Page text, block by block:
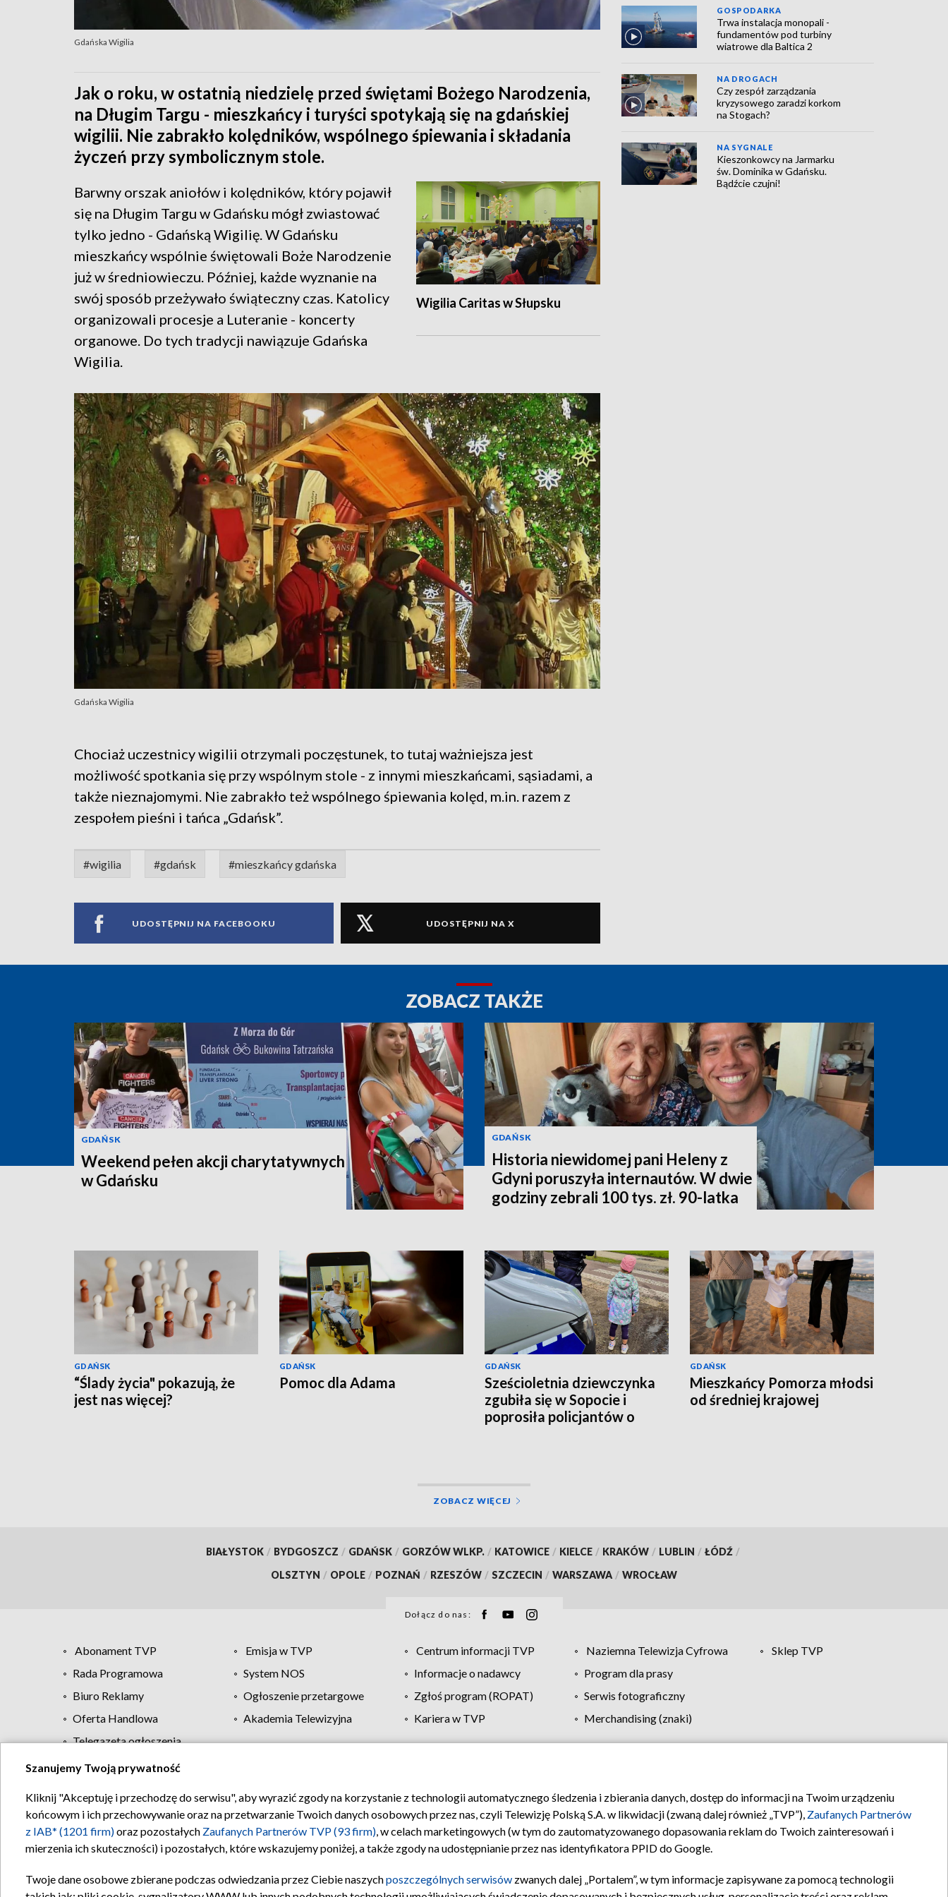
Gdańska Wigilia
Jak o roku, w ostatnią niedzielę przed świętami Bożego Narodzenia,
na Długim Targu - mieszkańcy i turyści spotykają się na gdańskiej
wigilii. Nie zabrakło kolędników, wspólnego śpiewania i składania
życzeń przy symbolicznym stole.
Wigilia Caritas w Słupsku
Barwny orszak aniołów i kolędników, który pojawił
się na Długim Targu w Gdańsku mógł zwiastować
tylko jedno - Gdańską Wigilię. W Gdańsku
mieszkańcy wspólnie świętowali Boże Narodzenie
już w średniowieczu. Później, każde wyznanie na
swój sposób przeżywało świąteczny czas. Katolicy
organizowali procesje a Luteranie - koncerty
organowe. Do tych tradycji nawiązuje Gdańska
Wigilia.
Gdańska Wigilia
Chociaż uczestnicy wigilii otrzymali poczęstunek, to tutaj ważniejsza jest
możliwość spotkania się przy wspólnym stole - z innymi mieszkańcami, sąsiadami, a
także nieznajomymi. Nie zabrakło też wspólnego śpiewania kolęd, m.in. razem z
zespołem pieśni i tańca „Gdańsk”.
#wigilia #gdańsk #mieszkańcy gdańska
UDOSTĘPNIJ NA FACEBOOKU UDOSTĘPNIJ NA X
GOSPODARKA
Trwa instalacja monopali -
fundamentów pod turbiny
wiatrowe dla Baltica 2
NA DROGACH
Czy zespół zarządzania
kryzysowego zaradzi korkom
na Stogach?
NA SYGNALE
Kieszonkowcy na Jarmarku
św. Dominika w Gdańsku.
Bądźcie czujni!
ZOBACZ TAKŻE
GDAŃSK
Weekend pełen akcji charytatywnych
w Gdańsku
GDAŃSK
Historia niewidomej pani Heleny z
Gdyni poruszyła internautów. W dwie
godziny zebrali 100 tys. zł. 90-latka
GDAŃSK
“Ślady życia" pokazują, że
jest nas więcej?
GDAŃSK
Pomoc dla Adama
GDAŃSK
Sześcioletnia dziewczynka
zgubiła się w Sopocie i
poprosiła policjantów o
GDAŃSK
Mieszkańcy Pomorza młodsi
od średniej krajowej
ZOBACZ WIĘCEJ
BIAŁYSTOK / BYDGOSZCZ / GDAŃSK / GORZÓW WLKP. / KATOWICE / KIELCE / KRAKÓW / LUBLIN / ŁÓDŹ /
OLSZTYN / OPOLE / POZNAŃ / RZESZÓW / SZCZECIN / WARSZAWA / WROCŁAW
Dołącz do nas:
Abonament TVP Emisja w TVP Centrum informacji TVP Naziemna Telewizja Cyfrowa
Sklep TVP
Rada Programowa
System NOS Informacje o nadawcy
Program dla prasy
Biuro Reklamy
Ogłoszenie przetargowe Zgłoś program (ROPAT)
Serwis fotograficzny
Oferta Handlowa
Akademia Telewizyjna Kariera w TVP
Merchandising (znaki)
Telegazeta ogłoszenia
Regulamin TVP Polityka prywatności Moje zgody Pomoc Biuro reklamy Kontakt
Szanujemy Twoją prywatność
Kliknij "Akceptuję i przechodzę do serwisu", aby wyrazić zgody na korzystanie z technologii automatycznego śledzenia i zbierania danych, dostęp do informacji na Twoim urządzeniu
końcowym i ich przechowywanie oraz na przetwarzanie Twoich danych osobowych przez nas, czyli Telewizję Polską S.A. w likwidacji (zwaną dalej również „TVP”), Zaufanych Partnerów
z IAB* (1201 firm)oraz pozostałych Zaufanych Partnerów TVP (93 firm), w celach marketingowych (w tym do zautomatyzowanego dopasowania reklam do Twoich zainteresowań i
mierzenia ich skuteczności) i pozostałych, które wskazujemy poniżej, a także zgody na udostępnianie przez nas identyfikatora PPID do Google.
Twoje dane osobowe zbierane podczas odwiedzania przez Ciebie naszychposzczególnych serwisów zwanych dalej „Portalem”, w tym informacje zapisywane za pomocą technologii